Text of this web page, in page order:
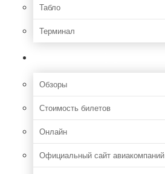
Табло
Терминал
Обзоры
Стоимость билетов
Онлайн
Официальный сайт авиакомпаний